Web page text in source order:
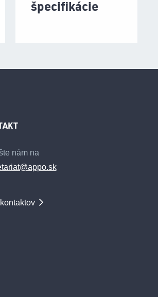
špecifikácie
nám na